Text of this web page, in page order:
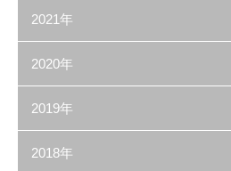
2021年
2020年
2019年
2018年